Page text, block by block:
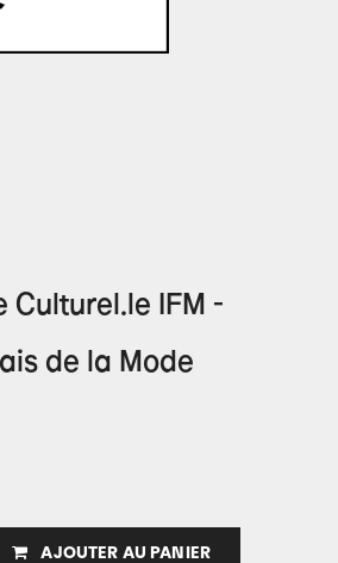
Culturel.le IFM -
de la Mode
AJOUTER AU PANIER